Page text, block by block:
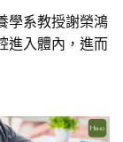
學系教授謝榮鴻
進入體內，進而